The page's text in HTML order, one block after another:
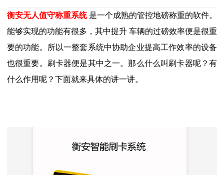
衡安无人值守称重系统 是一个成熟的管控地磅称重的软件。
能够实现的功能有很多，其中提升 车辆的过磅效率便是很重
要的功能。所以一整套系统中协助企业提高工作效率的设备
也很重要。刷卡器便是其中之一。那么什么叫刷卡器呢？有
什么作用呢？下面就来具体的讲一讲。